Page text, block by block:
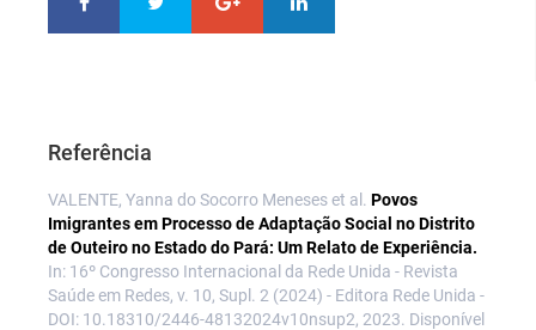
Referência
VALENTE, Yanna do Socorro Meneses et al. Povos
Imigrantes em Processo de Adaptação Social no Distrito
de Outeiro no Estado do Pará: Um Relato de Experiência.
In: 16º Congresso Internacional da Rede Unida - Revista
Saúde em Redes, v. 10, Supl. 2 (2024) - Editora Rede Unida -
DOI: 10.18310/2446-48132024v10nsup2, 2023. Disponível